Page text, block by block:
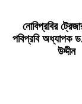
নোবিপ্রবির
পবিপ্রবি অধ্যাপক
উদ্দীন